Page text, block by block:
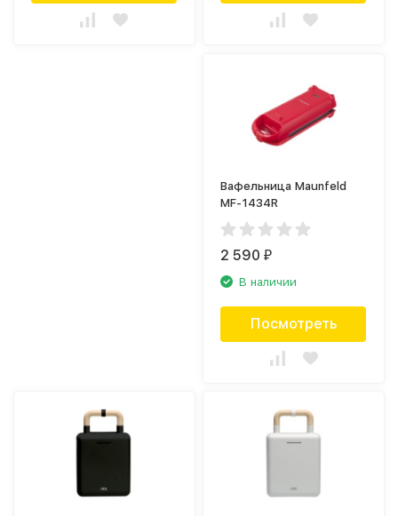
Вафельница Maunfeld
MF-1434R
2 590₽
В наличии
Посмотреть